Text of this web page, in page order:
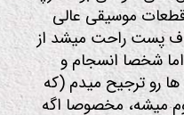
موسیقی عالی
پست راحت میشد از
شخصا انسجام و
رو ترجیح میدم (که
میشه، مخصوصا اگه